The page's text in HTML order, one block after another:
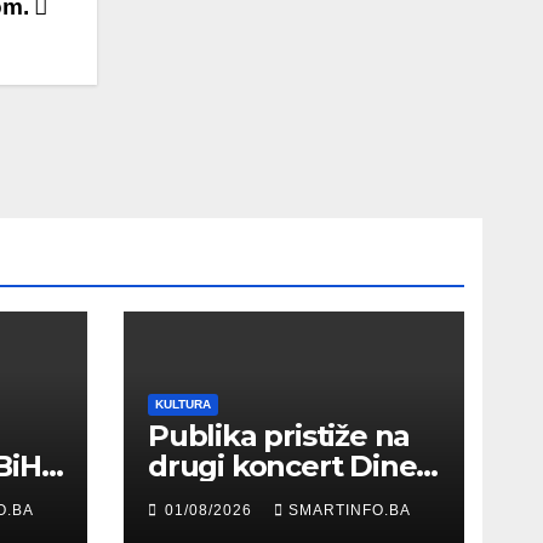
KULTURA
Publika pristiže na
drugi koncert Dine
Merlina na Koševu
01/08/2026 SMARTINFO.BA